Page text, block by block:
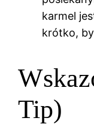
karmel
krótko, by
Tip)